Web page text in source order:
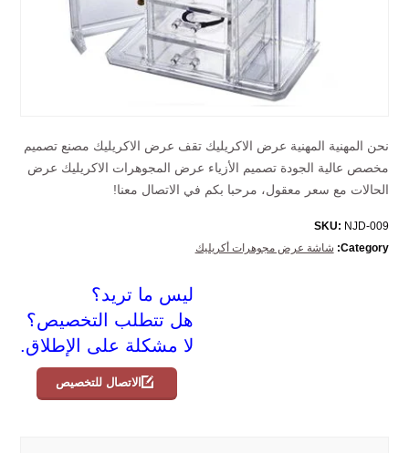
نحن المهنية المهنية عرض الاكريليك تقف عرض الاكريليك مصنع تصميم
مخصص عالية الجودة تصميم الأزياء عرض المجوهرات الاكريليك عرض
الحالات مع سعر معقول، مرحبا بكم في الاتصال معنا!
SKU: NJD-009
Category: شاشة عرض مجوهرات أكريليك
ليس ما تريد؟
هل تتطلب التخصيص؟
لا مشكلة على الإطلاق.
الاتصال للتخصيص